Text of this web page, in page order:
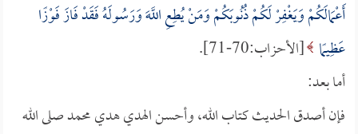
أَعْمَالَكُمْ وَيَغْفِرْ لَكُمْ ذُنُوبَكُمْ وَمَنْ يُطِعِ اللَّهَ وَرَسُولَهُ فَقَدْ فَازَ فَوْزًا
عَظِيمًا [الأحزاب:70-71].
أما بعد:
فإن أصدق الحديث كتاب الله، وأحسن الهدي هدي محمد صلى الله